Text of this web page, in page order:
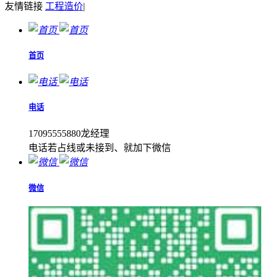
友情链接 工程造价|
首页
电话
17095555880龙经理
电话若占线或未接到、就加下微信
微信